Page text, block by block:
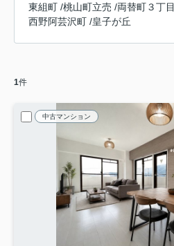
東組町 /桃山町立売 /両替町３丁目
西野阿芸沢町 /皇子が丘
1件
中古マンション